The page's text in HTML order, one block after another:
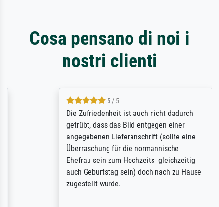
Cosa pensano di noi i
nostri clienti
5 / 5
Die Zufriedenheit ist auch nicht dadurch
getrübt, dass das Bild entgegen einer
angegebenen Lieferanschrift (sollte eine
Überraschung für die normannische
Ehefrau sein zum Hochzeits- gleichzeitig
auch Geburtstag sein) doch nach zu Hause
zugestellt wurde.